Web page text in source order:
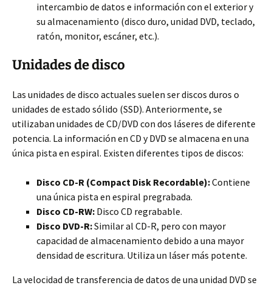
intercambio de datos e información con el exterior y
su almacenamiento (disco duro, unidad DVD, teclado,
ratón, monitor, escáner, etc.).
Unidades de disco
Las unidades de disco actuales suelen ser discos duros o
unidades de estado sólido (SSD). Anteriormente, se
utilizaban unidades de CD/DVD con dos láseres de diferente
potencia. La información en CD y DVD se almacena en una
única pista en espiral. Existen diferentes tipos de discos:
Disco CD-R (Compact Disk Recordable):Contiene
una única pista en espiral pregrabada.
Disco CD-RW: Disco CD regrabable.
Disco DVD-R:Similar al CD-R, pero con mayor
capacidad de almacenamiento debido a una mayor
densidad de escritura. Utiliza un láser más potente.
La velocidad de transferencia de datos de una unidad DVD se